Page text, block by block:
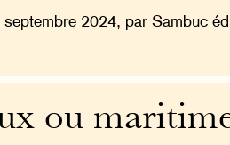
septembre 2024, par Sambuc
ou